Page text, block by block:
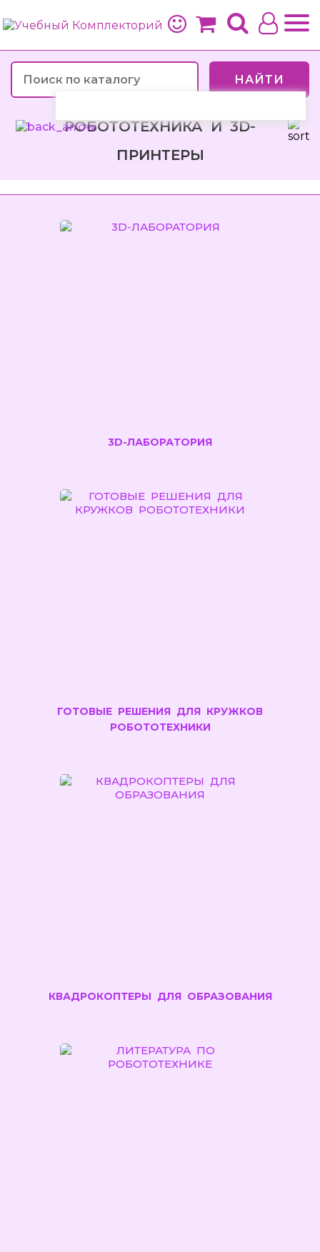
НАЙТИ
РОБОТОТЕХНИКА И 3D-
ПРИНТЕРЫ
3D-ЛАБОРАТОРИЯ
ГОТОВЫЕ РЕШЕНИЯ ДЛЯ КРУЖКОВ
РОБОТОТЕХНИКИ
КВАДРОКОПТЕРЫ ДЛЯ ОБРАЗОВАНИЯ